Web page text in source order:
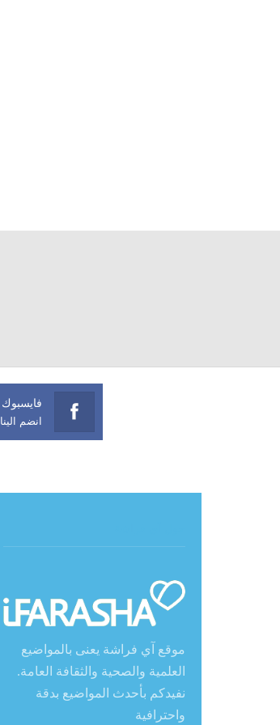
فايسبوك
انضم الينا
موقع آي فراشة يعنى بالمواضيع
العلمية والصحية والثقافة العامة.
نفيدكم بأحدث المواضيع بدقة
واحترافية